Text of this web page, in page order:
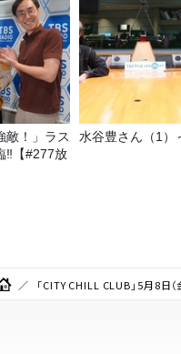
敵！」ラス
‼【#277放
水谷豊さん（1）
「CITY CHILL CLUB」5月8日